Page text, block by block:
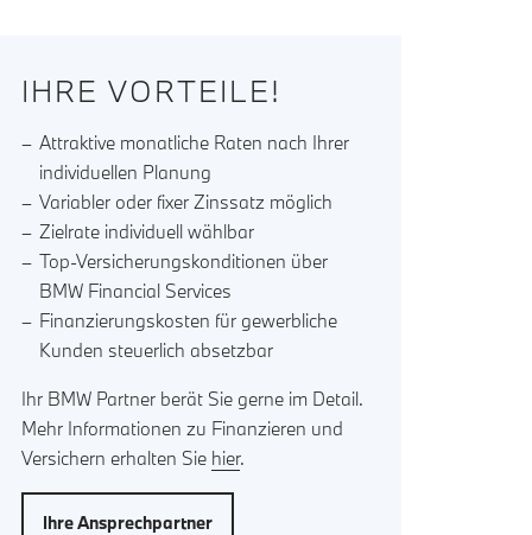
IHRE VORTEILE!
Attraktive monatliche Raten nach Ihrer
individuellen Planung
Variabler oder fixer Zinssatz möglich
Zielrate individuell wählbar
Top-Versicherungskonditionen über
BMW Financial Services
Finanzierungskosten für gewerbliche
Kunden steuerlich absetzbar
Ihr BMW Partner berät Sie gerne im Detail.
Mehr Informationen zu Finanzieren und
Versichern erhalten Sie hier.
Ihre Ansprechpartner